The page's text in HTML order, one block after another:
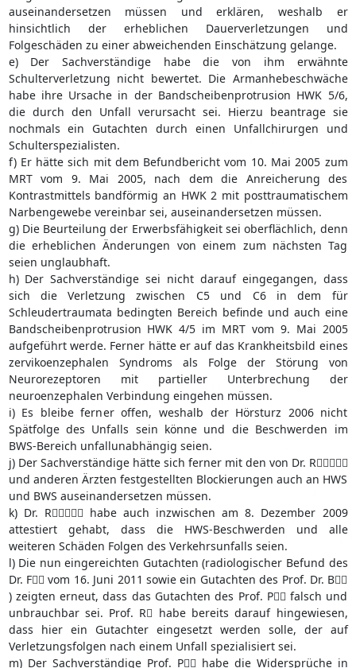
auseinandersetzen müssen und erklären, weshalb er
hinsichtlich der erheblichen Dauerverletzungen und
Folgeschäden zu einer abweichenden Einschätzung gelange.
e) Der Sachverständige habe die von ihm erwähnte
Schulterverletzung nicht bewertet. Die Armanhebeschwäche
habe ihre Ursache in der Bandscheibenprotrusion HWK 5/6,
die durch den Unfall verursacht sei. Hierzu beantrage sie
nochmals ein Gutachten durch einen Unfallchirurgen und
Schulterspezialisten.
f) Er hätte sich mit dem Befundbericht vom 10. Mai 2005 zum
MRT vom 9. Mai 2005, nach dem die Anreicherung des
Kontrastmittels bandförmig an HWK 2 mit posttraumatischem
Narbengewebe vereinbar sei, auseinandersetzen müssen.
g) Die Beurteilung der Erwerbsfähigkeit sei oberflächlich, denn
die erheblichen Änderungen von einem zum nächsten Tag
seien unglaubhaft.
h) Der Sachverständige sei nicht darauf eingegangen, dass
sich die Verletzung zwischen C5 und C6 in dem für
Schleudertraumata bedingten Bereich befinde und auch eine
Bandscheibenprotrusion HWK 4/5 im MRT vom 9. Mai 2005
aufgeführt werde. Ferner hätte er auf das Krankheitsbild eines
zervikoenzephalen Syndroms als Folge der Störung von
Neurorezeptoren mit partieller Unterbrechung der
neuroenzephalen Verbindung eingehen müssen.
i) Es bleibe ferner offen, weshalb der Hörsturz 2006 nicht
Spätfolge des Unfalls sein könne und die Beschwerden im
BWS-Bereich unfallunabhängig seien.
j) Der Sachverständige hätte sich ferner mit den von Dr. R
und anderen Ärzten festgestellten Blockierungen auch an HWS
und BWS auseinandersetzen müssen.
k) Dr. R habe auch inzwischen am 8. Dezember 2009
attestiert gehabt, dass die HWS-Beschwerden und alle
weiteren Schäden Folgen des Verkehrsunfalls seien.
l) Die nun eingereichten Gutachten (radiologischer Befund des
Dr. F vom 16. Juni 2011 sowie ein Gutachten des Prof. Dr. B
) zeigten erneut, dass das Gutachten des Prof. P falsch und
unbrauchbar sei. Prof. R habe bereits darauf hingewiesen,
dass hier ein Gutachter eingesetzt werden solle, der auf
Verletzungsfolgen nach einem Unfall spezialisiert sei.
m) Der Sachverständige Prof. P habe die Widersprüche in